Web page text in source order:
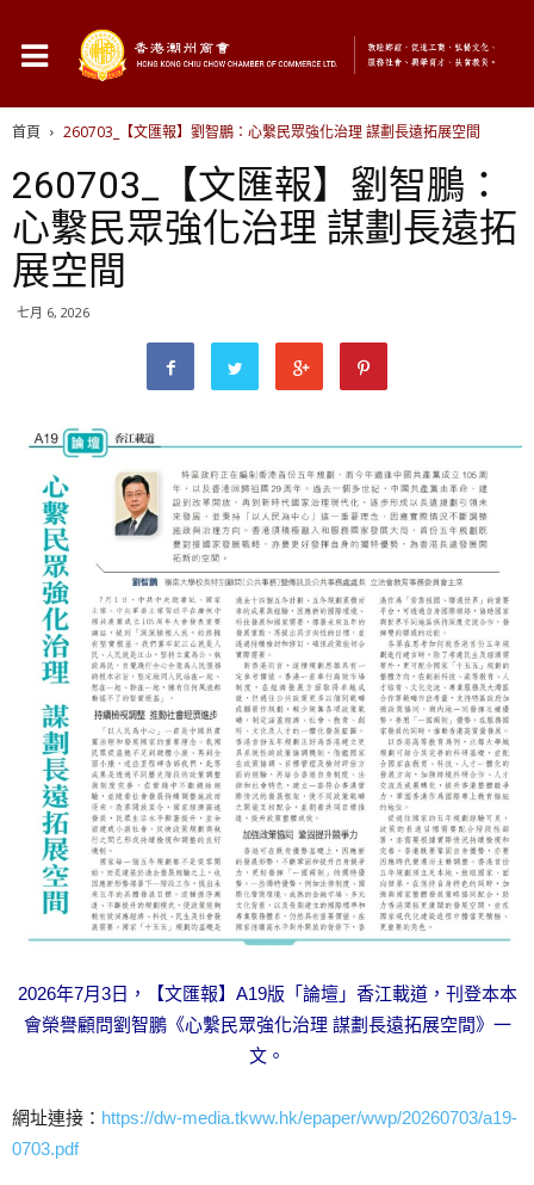
首頁 260703_【文匯報】劉智鵬：心繫民眾強化治理 謀劃長遠拓展空間
260703_【文匯報】劉智鵬：
心繫民眾強化治理 謀劃長遠拓
展空間
七月 6, 2026
2026年7月3日，【文匯報】A19版「論壇」香江載道，刊登本本
會榮譽顧問劉智鵬《心繫民眾強化治理 謀劃長遠拓展空間》一
文。
網址連接： https://dw-media.tkww.hk/epaper/wwp/20260703/a19-
0703.pdf